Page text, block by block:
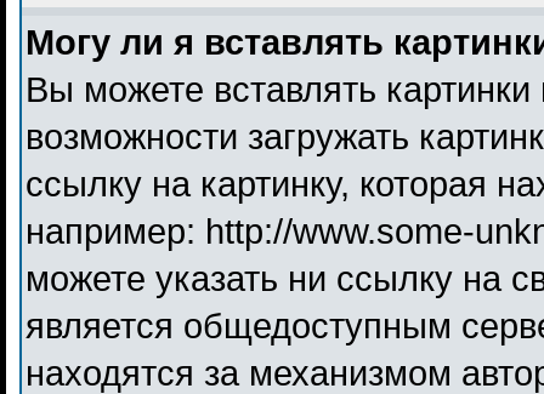
Могу ли я вставлять
Вы можете вставлять
возможности загружать
ссылку на картинку, которая
например: http://www.some-
можете указать ни ссылку на
является общедоступным
находятся за механизмом